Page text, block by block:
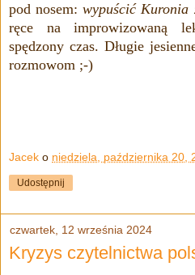
pod nosem:wypuścić Kuronia
ręce na improwizowaną
spędzony czas. Długie
rozmowom ;-)
Jacek o niedziela, października 20,
Udostępnij
czwartek, 12 września 2024
Kryzys czytelnictwa